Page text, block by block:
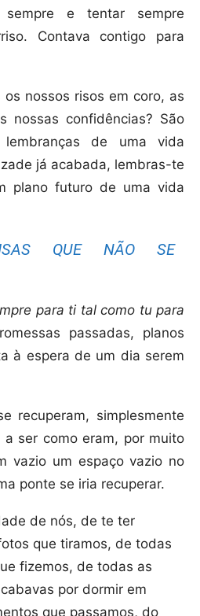
e tentar sempre
Contava contigo para
nossos risos em coro, as
nossas confidências? São
de uma vida
já acabada, lembras-te
plano futuro de uma vida
QUE NÃO SE
para ti tal como tu para
passadas, planos
à espera de um dia serem
recuperam, simplesmente
ser como eram, por muito
vazio um espaço vazio no
ponte se iria recuperar.
de nós, de te ter
que tiramos, de todas
fizemos, de todas as
por dormir em
que passamos, do